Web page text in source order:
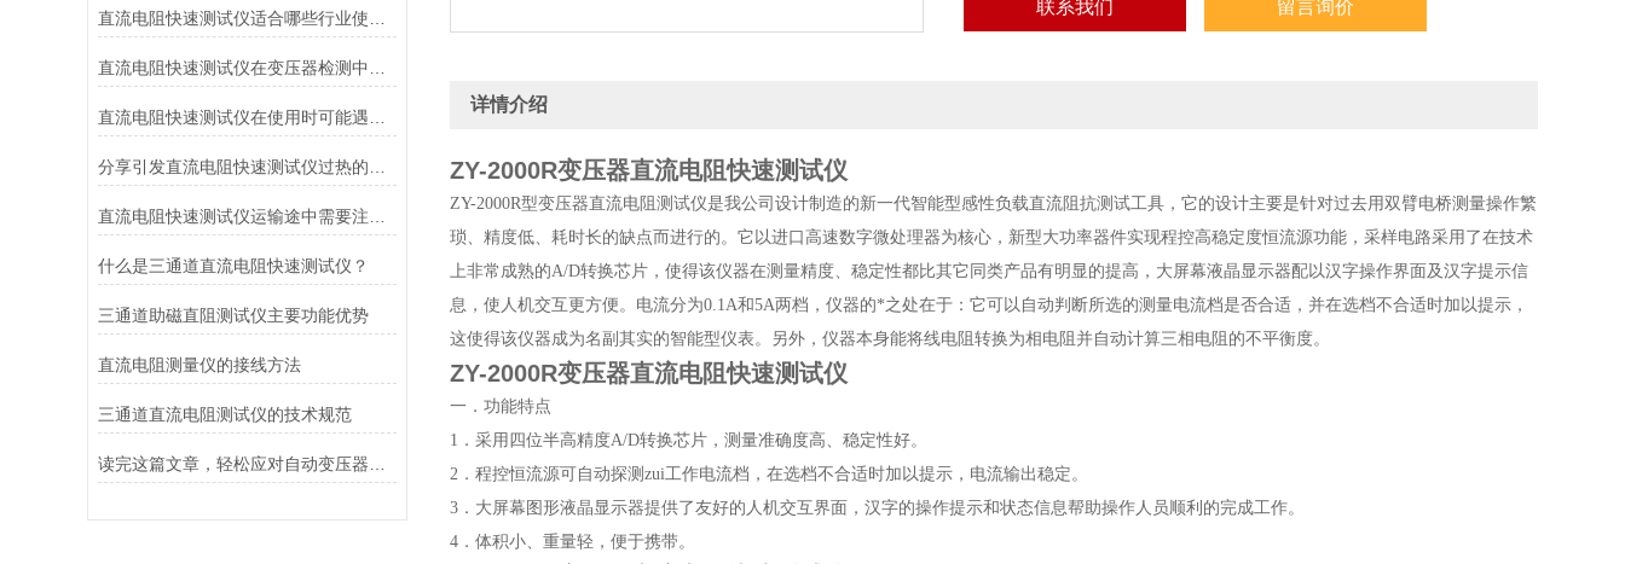
什么是三通道直流电阻快速测试仪？
三通道助磁直阻测试仪主要功能优势
直流电阻测量仪的接线方法
三通道直流电阻测试仪的技术规范
联系我们 留言询价
详情介绍
ZY-2000R变压器直流电阻快速测试仪
ZY-2000R型变压器直流电阻测试仪是我公司设计制造的新一代智能型感性负载直流阻抗测试工具，它的设计主要是针对过去用双臂电桥测量操作繁
琐、精度低、耗时长的缺点而进行的。它以进口高速数字微处理器为核心，新型大功率器件实现程控高稳定度恒流源功能，采样电路采用了在技术
上非常成熟的A/D转换芯片，使得该仪器在测量精度、稳定性都比其它同类产品有明显的提高，大屏幕液晶显示器配以汉字操作界面及汉字提示信
息，使人机交互更方便。电流分为0.1A和5A两档，仪器的*之处在于：它可以自动判断所选的测量电流档是否合适，并在选档不合适时加以提示，
这使得该仪器成为名副其实的智能型仪表。另外，仪器本身能将线电阻转换为相电阻并自动计算三相电阻的不平衡度。
ZY-2000R变压器直流电阻快速测试仪
一．功能特点
1．采用四位半高精度A/D转换芯片，测量准确度高、稳定性好。
2．程控恒流源可自动探测zui工作电流档，在选档不合适时加以提示，电流输出稳定。
3．大屏幕图形液晶显示器提供了友好的人机交互界面，汉字的操作提示和状态信息帮助操作人员顺利的完成工作。
4．体积小、重量轻，便于携带。